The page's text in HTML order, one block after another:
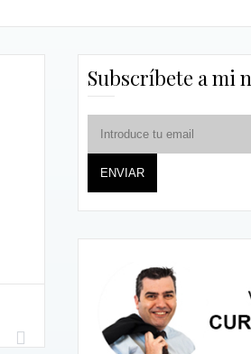
Subscríbete a mi